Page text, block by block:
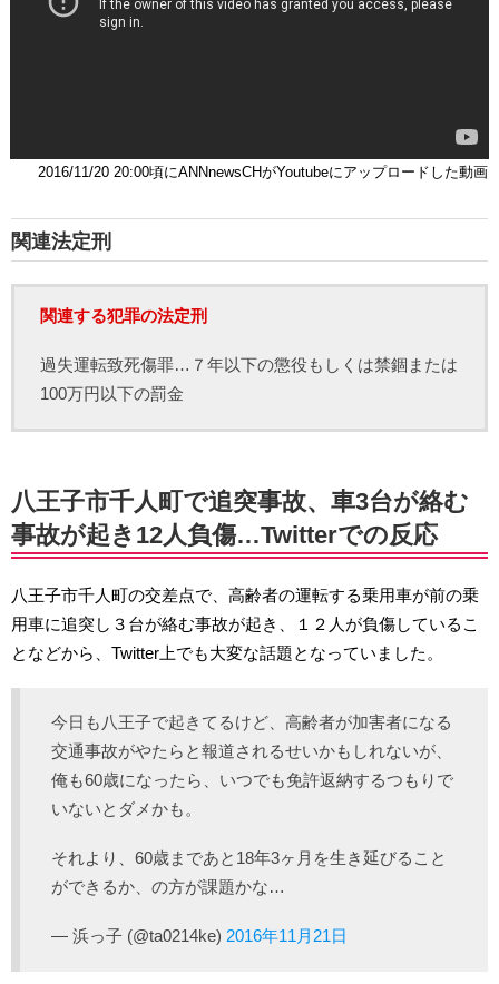
2016/11/20 20:00頃にANNnewsCHがYoutubeにアップロードした動画
関連法定刑
関連する犯罪の法定刑
過失運転致死傷罪…７年以下の懲役もしくは禁錮または
100万円以下の罰金
八王子市千人町で追突事故、車3台が絡む
事故が起き12人負傷…Twitterでの反応
八王子市千人町の交差点で、高齢者の運転する乗用車が前の乗
用車に追突し３台が絡む事故が起き、１２人が負傷しているこ
となどから、Twitter上でも大変な話題となっていました。
今日も八王子で起きてるけど、高齢者が加害者になる
交通事故がやたらと報道されるせいかもしれないが、
俺も60歳になったら、いつでも免許返納するつもりで
いないとダメかも。
それより、60歳まであと18年3ヶ月を生き延びること
ができるか、の方が課題かな…
— 浜っ子 (@ta0214ke) 2016年11月21日